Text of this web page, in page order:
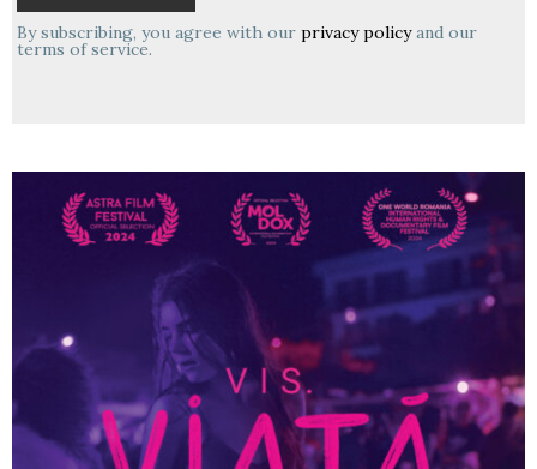
By subscribing, you agree with our privacy policyand our
terms of service.